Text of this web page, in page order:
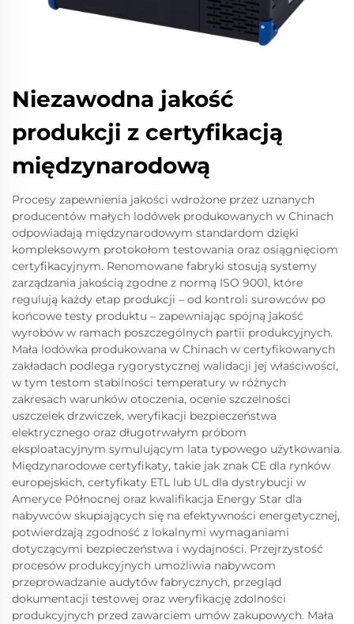
Niezawodna jakość
produkcji z certyfikacją
międzynarodową
Procesy zapewnienia jakości wdrożone przez uznanych
producentów małych lodówek produkowanych w Chinach
odpowiadają międzynarodowym standardom dzięki
kompleksowym protokołom testowania oraz osiągnięciom
certyfikacyjnym. Renomowane fabryki stosują systemy
zarządzania jakością zgodne z normą ISO 9001, które
regulują każdy etap produkcji – od kontroli surowców po
końcowe testy produktu – zapewniając spójną jakość
wyrobów w ramach poszczególnych partii produkcyjnych.
Mała lodówka produkowana w Chinach w certyfikowanych
zakładach podlega rygorystycznej walidacji jej właściwości,
w tym testom stabilności temperatury w różnych
zakresach warunków otoczenia, ocenie szczelności
uszczelek drzwiczek, weryfikacji bezpieczeństwa
elektrycznego oraz długotrwałym próbom
eksploatacyjnym symulującym lata typowego użytkowania.
Międzynarodowe certyfikaty, takie jak znak CE dla rynków
europejskich, certyfikaty ETL lub UL dla dystrybucji w
Ameryce Północnej oraz kwalifikacja Energy Star dla
nabywców skupiających się na efektywności energetycznej,
potwierdzają zgodność z lokalnymi wymaganiami
dotyczącymi bezpieczeństwa i wydajności. Przejrzystość
procesów produkcyjnych umożliwia nabywcom
przeprowadzanie audytów fabrycznych, przegląd
dokumentacji testowej oraz weryfikację zdolności
produkcyjnych przed zawarciem umów zakupowych. Mała